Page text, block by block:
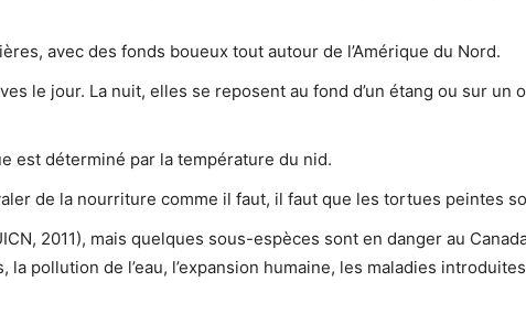
avec des fonds boueux tout autour de l’Amérique du Nord.
le jour. La nuit, elles se reposent au fond d’un étang ou sur un
est déterminé par la température du nid.
de la nourriture comme il faut, il faut que les tortues peintes
2011), mais quelques sous-espèces sont en danger au
pollution de l’eau, l’expansion humaine, les maladies